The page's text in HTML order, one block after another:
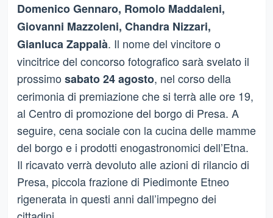
Domenico Gennaro, Romolo Maddaleni,
Giovanni Mazzoleni, Chandra Nizzari,
Gianluca Zappalà. Il nome del vincitore o
vincitrice del concorso fotografico sarà svelato il
prossimosabato 24 agosto, nel corso della
cerimonia di premiazione che si terrà alle ore 19,
al Centro di promozione del borgo di Presa. A
seguire, cena sociale con la cucina delle mamme
del borgo e i prodotti enogastronomici dell’Etna.
Il ricavato verrà devoluto alle azioni di rilancio di
Presa, piccola frazione di Piedimonte Etneo
rigenerata in questi anni dall’impegno dei